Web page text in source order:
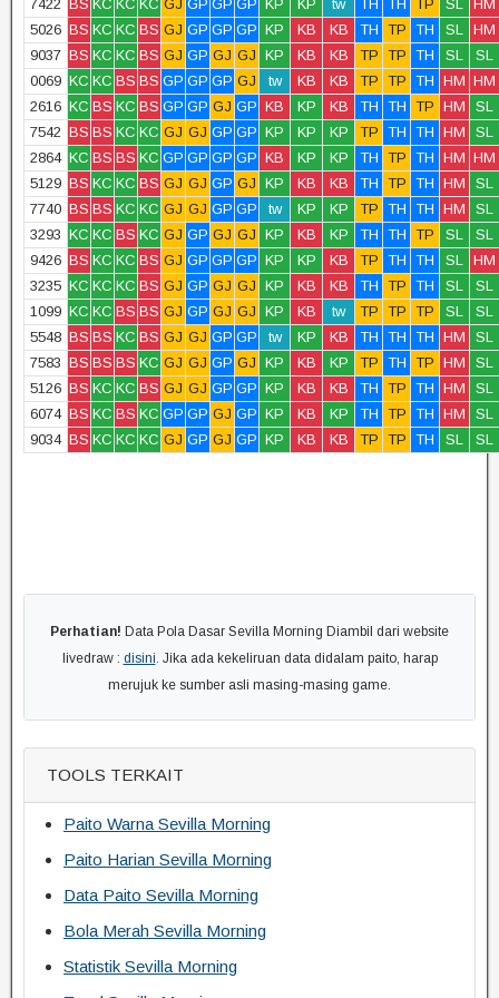
7422 BS KC KC KC GJ GP GP GP KP KP tw TH TH TP SL HM
5026 BS KC KC BS GJ GP GP GP KP KB KB TH TP TH SL HM
9037 BS KC KC BS GJ GP GJ GJ KP KB KB TP TP TH SL
SL
0069 KC KC BS BS GP GP GP GJ tw KB KB TP TP TH HM HM
2616 KC BS KC BS GP GP GJ GP KB KP KB TH TH TP HM
SL
7542 BS BS KC KC GJ GJ GP GP KP KP KP TP TH TH HM
SL
2864 KC BS BS KC GP GP GP GP KB KP KP TH TP TH HM HM
5129 BS KC KC BS GJ GJ GP GJ KP KB KB TH TP TH HM
SL
7740 BS BS KC KC GJ GJ GP GP tw KP KP TP TH TH HM
SL
3293 KC KC BS KC GJ GP GJ GJ KP KB KP TH TH TP SL
SL
9426 BS KC KC BS GJ GP GP GP KP KP KB TP TH TH SL HM
3235 KC KC KC BS GJ GP GJ GJ KP KB KB TH TP TH SL
SL
1099 KC KC BS BS GJ GP GJ GJ KP KB tw TP TP TP SL
SL
5548 BS BS KC BS GJ GJ GP GP tw KP KB TH TH TH HM
SL
7583 BS BS BS KC GJ GJ GP GJ KP KB KP TP TH TP HM
SL
5126 BS KC KC BS GJ GJ GP GP KP KB KB TH TP TH HM
SL
6074 BS KC BS KC GP GP GJ GP KP KB KP TH TP TH HM
SL
9034 BS KC KC KC GJ GP GJ GP KP KB KB TP TP TH SL SL
Perhatian! Data Pola Dasar Sevilla Morning Diambil dari website
livedraw : disini. Jika ada kekeliruan data didalam paito, harap
merujuk ke sumber asli masing-masing game.
TOOLS TERKAIT
Paito Warna Sevilla Morning
Paito Harian Sevilla Morning
Data Paito Sevilla Morning
Bola Merah Sevilla Morning
Statistik Sevilla Morning